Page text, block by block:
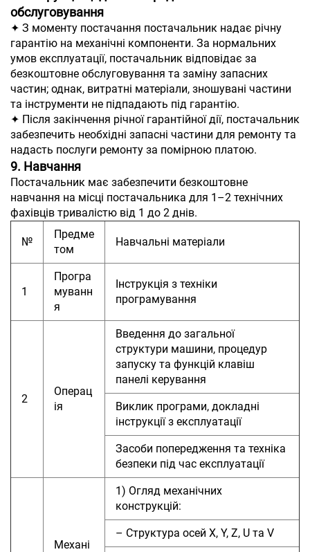
обслуговування
✦ З моменту постачання постачальник надає річну
гарантію на механічні компоненти. За нормальних
умов експлуатації, постачальник відповідає за
безкоштовне обслуговування та заміну запасних
частин; однак, витратні матеріали, зношувані частини
та інструменти не підпадають під гарантію.
✦ Після закінчення річної гарантійної дії, постачальник
забезпечить необхідні запасні частини для ремонту та
надасть послуги ремонту за помірною платою.
9. Навчання
Постачальник має забезпечити безкоштовне
навчання на місці постачальника для 1–2 технічних
фахівців тривалістю від 1 до 2 днів.
№
Предме
том
Навчальні матеріали
1
Програ
муванн
я
Інструкція з техніки
програмування
2
Операц
ія
Введення до загальної
структури машини, процедур
запуску та функцій клавіш
панелі керування
Виклик програми, докладні
інструкції з експлуатації
Засоби попередження та техніка
безпеки під час експлуатації
Механі
1) Огляд механічних
конструкцій:
– Структура осей X, Y, Z, U та V